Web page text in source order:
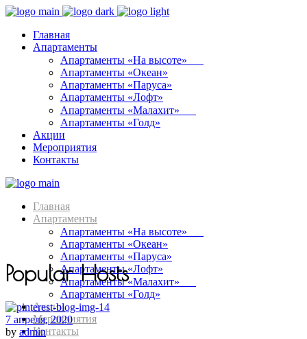
Главная
Апартаменты
Апартаменты «На высоте»⠀⠀
Апартаменты «Океан»
Апартаменты «Паруса»
Апартаменты «Лофт»
Апартаменты «Малахит»⠀⠀
Апартаменты «Голд»
Акции
Мероприятия
Контакты
Главная
Апартаменты
Апартаменты «На высоте»⠀⠀
Апартаменты «Океан»
Апартаменты «Паруса»
Апартаменты «Лофт»
Апартаменты «Малахит»⠀⠀
Апартаменты «Голд»
Акции
Мероприятия
Контакты
Popular Hosts
7 апреля, 2020
by admin